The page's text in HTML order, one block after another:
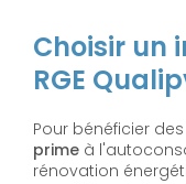
Choisir un
RGE
Pour bénéficier des
prime à
rénovation